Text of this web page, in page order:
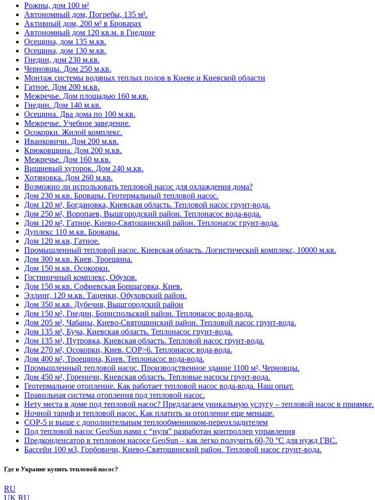
Рожны, дом 100 м²
Автономный дом, Погребы, 135 м².
Активный дом, 200 м² в Броварах
Автономный дом 120 кв.м. в Гнедине
Осещина, дом 135 м.кв.
Осещина, дом 130 м.кв.
Гнедин, дом 230 м.кв.
Черновцы. Дом 250 м.кв.
Монтаж системы водяных теплых полов в Киеве и Киевской области
Гатное. Дом 200 м.кв.
Межречье. Дом площадью 160 м.кв.
Гнедин. Дом 140 м.кв.
Осещина. Два дома по 100 м.кв.
Межречье. Учебное заведение.
Осокорки. Жилой комплекс.
Иванковичи. Дом 200 м.кв.
Крюковщина. Дом 200 м.кв.
Межречье. Дом 160 м.кв.
Вишневый хуторок. Дом 240 м.кв.
Хотяновка. Дом 260 м.кв.
Возможно ли использовать тепловой насос для охлаждения дома?
Дом 230 м.кв. Бровары. Геотермальный тепловой насос.
Дом 120 м², Богдановка, Киевская область. Тепловой насос грунт-вода.
Дом 250 м², Воропаев, Вышгородский район. Теплонасос вода-вода.
Дом 120 м², Гатное, Киево-Святошинский район. Теплонасос грунт-вода.
Дуплекс 110 м.кв. Бровары.
Дом 120 м.кв, Гатное.
Промышленный тепловой насос. Киевская область. Логистический комплекс, 10000 м.кв.
Дом 300 м.кв. Киев, Троещина.
Дом 150 м.кв. Осокорки.
Гостиничный комплекс, Обухов.
Дом 150 м.кв. Софиевская Борщаговка, Киев.
Эллинг, 120 м.кв. Таценки, Обуховский район.
Дом 350 м.кв. Дубечня, Вышгородский район
Дом 150 м², Гнедин, Бориспольский район. Теплонасос вода-вода.
Дом 205 м², Чабаны, Киево-Святошинский район. Тепловой насос грунт-вода.
Дом 135 м², Буча, Киевская область. Теплонасос грунт-вода.
Дом 135 м², Путровка, Киевская область. Тепловой насос грунт-вода.
Дом 270 м², Осокорки, Киев. COP>6. Теплонасос вода-вода.
Дом 400 м², Троещина, Киев. Теплонасос вода-вода.
Промышленный тепловой насос. Производственное здание 1100 м², Черновцы.
Дом 450 м², Гореничи, Киевская область. Тепловые насосы грунт-вода.
Геотермальное отопление. Как работает тепловой насос вода-вода. Наш опыт.
Правильная система отопления под тепловой насос.
Нету места в доме под тепловой насос? Предлагаем уникальную услугу – тепловой насос в приямке.
Ночной тариф и тепловой насос. Как платить за отопление еще меньше.
COP-5 и выше с дополнительным теплообменником-переохладителем
Под тепловой насос GeoSun нами с “нуля” разработан контроллер управления
Предконденсатор в тепловом насосе GeoSun – как легко получить 60-70 °С для нужд ГВС.
Бассейн 100 м3, Горбовичи, Киево-Святошинский район. Тепловой насос грунт-вода.
Где в Украине купить тепловой насос?
RU
UK RU